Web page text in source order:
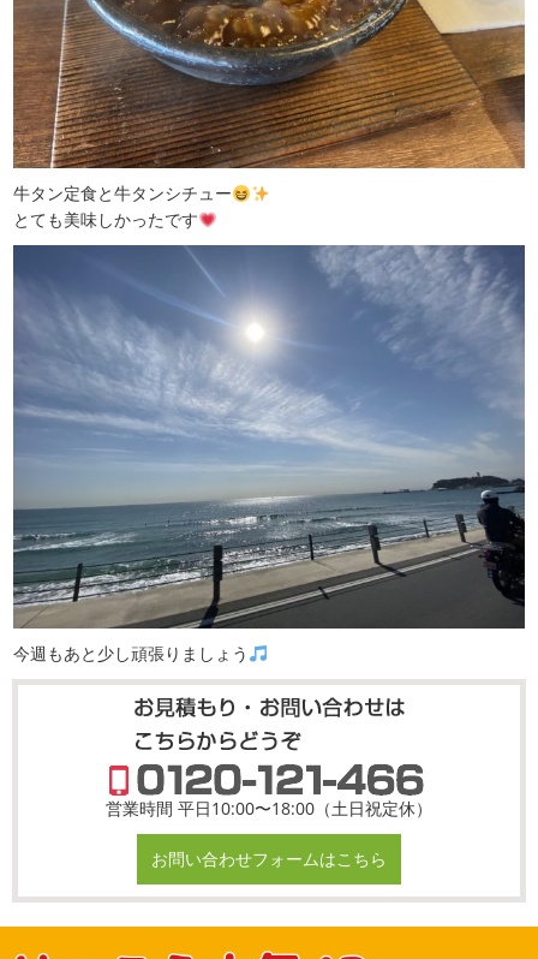
牛タン定食と牛タンシチュー
とても美味しかったです
今週もあと少し頑張りましょう
営業時間 平日10:00〜18:00（土日祝定休）
お問い合わせフォームはこちら